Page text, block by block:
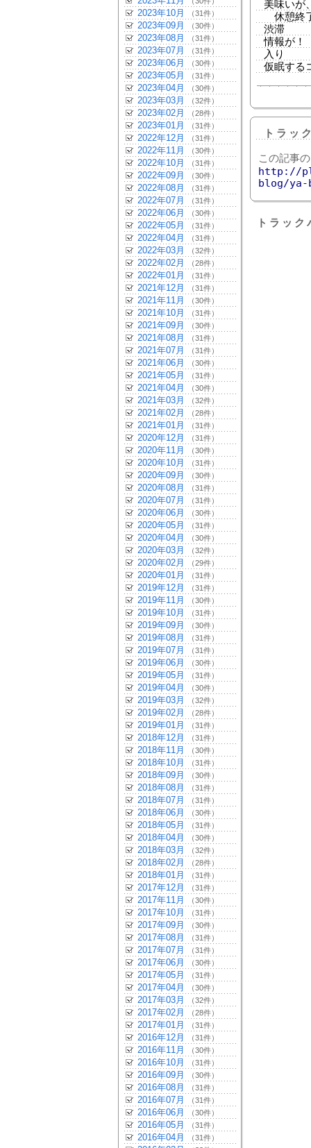
2023年10月 （31件）
2023年09月 （30件）
2023年08月 （31件）
2023年07月 （31件）
2023年06月 （30件）
2023年05月 （31件）
2023年04月 （30件）
2023年03月 （32件）
2023年02月 （28件）
2023年01月 （31件）
2022年12月 （31件）
2022年11月 （30件）
2022年10月 （31件）
2022年09月 （30件）
2022年08月 （31件）
2022年07月 （31件）
2022年06月 （30件）
2022年05月 （31件）
2022年04月 （31件）
2022年03月 （32件）
2022年02月 （28件）
2022年01月 （31件）
2021年12月 （31件）
2021年11月 （30件）
2021年10月 （31件）
2021年09月 （30件）
2021年08月 （31件）
2021年07月 （31件）
2021年06月 （30件）
2021年05月 （31件）
2021年04月 （30件）
2021年03月 （32件）
2021年02月 （28件）
2021年01月 （31件）
2020年12月 （31件）
2020年11月 （30件）
2020年10月 （31件）
2020年09月 （30件）
2020年08月 （31件）
2020年07月 （31件）
2020年06月 （30件）
2020年05月 （31件）
2020年04月 （30件）
2020年03月 （32件）
2020年02月 （29件）
2020年01月 （31件）
2019年12月 （31件）
2019年11月 （30件）
2019年10月 （31件）
2019年09月 （30件）
2019年08月 （31件）
2019年07月 （31件）
2019年06月 （30件）
2019年05月 （31件）
2019年04月 （30件）
2019年03月 （32件）
2019年02月 （28件）
2019年01月 （31件）
2018年12月 （31件）
2018年11月 （30件）
2018年10月 （31件）
2018年09月 （30件）
2018年08月 （31件）
2018年07月 （31件）
2018年06月 （30件）
2018年05月 （31件）
2018年04月 （30件）
2018年03月 （32件）
2018年02月 （28件）
2018年01月 （31件）
2017年12月 （31件）
2017年11月 （30件）
2017年10月 （31件）
2017年09月 （30件）
2017年08月 （31件）
2017年07月 （31件）
2017年06月 （30件）
2017年05月 （31件）
2017年04月 （30件）
2017年03月 （32件）
2017年02月 （28件）
2017年01月 （31件）
2016年12月 （31件）
2016年11月 （30件）
2016年10月 （31件）
2016年09月 （30件）
2016年08月 （31件）
2016年07月 （31件）
2016年06月 （30件）
2016年05月 （31件）
2016年04月 （31件）
美味いが
休憩終
渋滞
情報が！
入り
仮眠する
トラッ
この記事
http://
blog/
トラッ